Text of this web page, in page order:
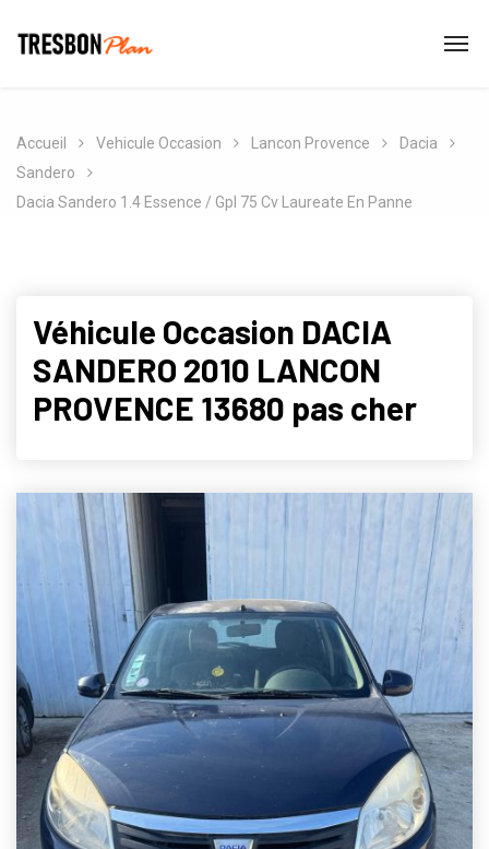
Accueil Vehicule Occasion Lancon Provence
Dacia
Sandero
Dacia Sandero 1.4 Essence / Gpl 75 Cv Laureate En Panne
Véhicule Occasion DACIA
SANDERO 2010 LANCON
PROVENCE 13680 pas cher